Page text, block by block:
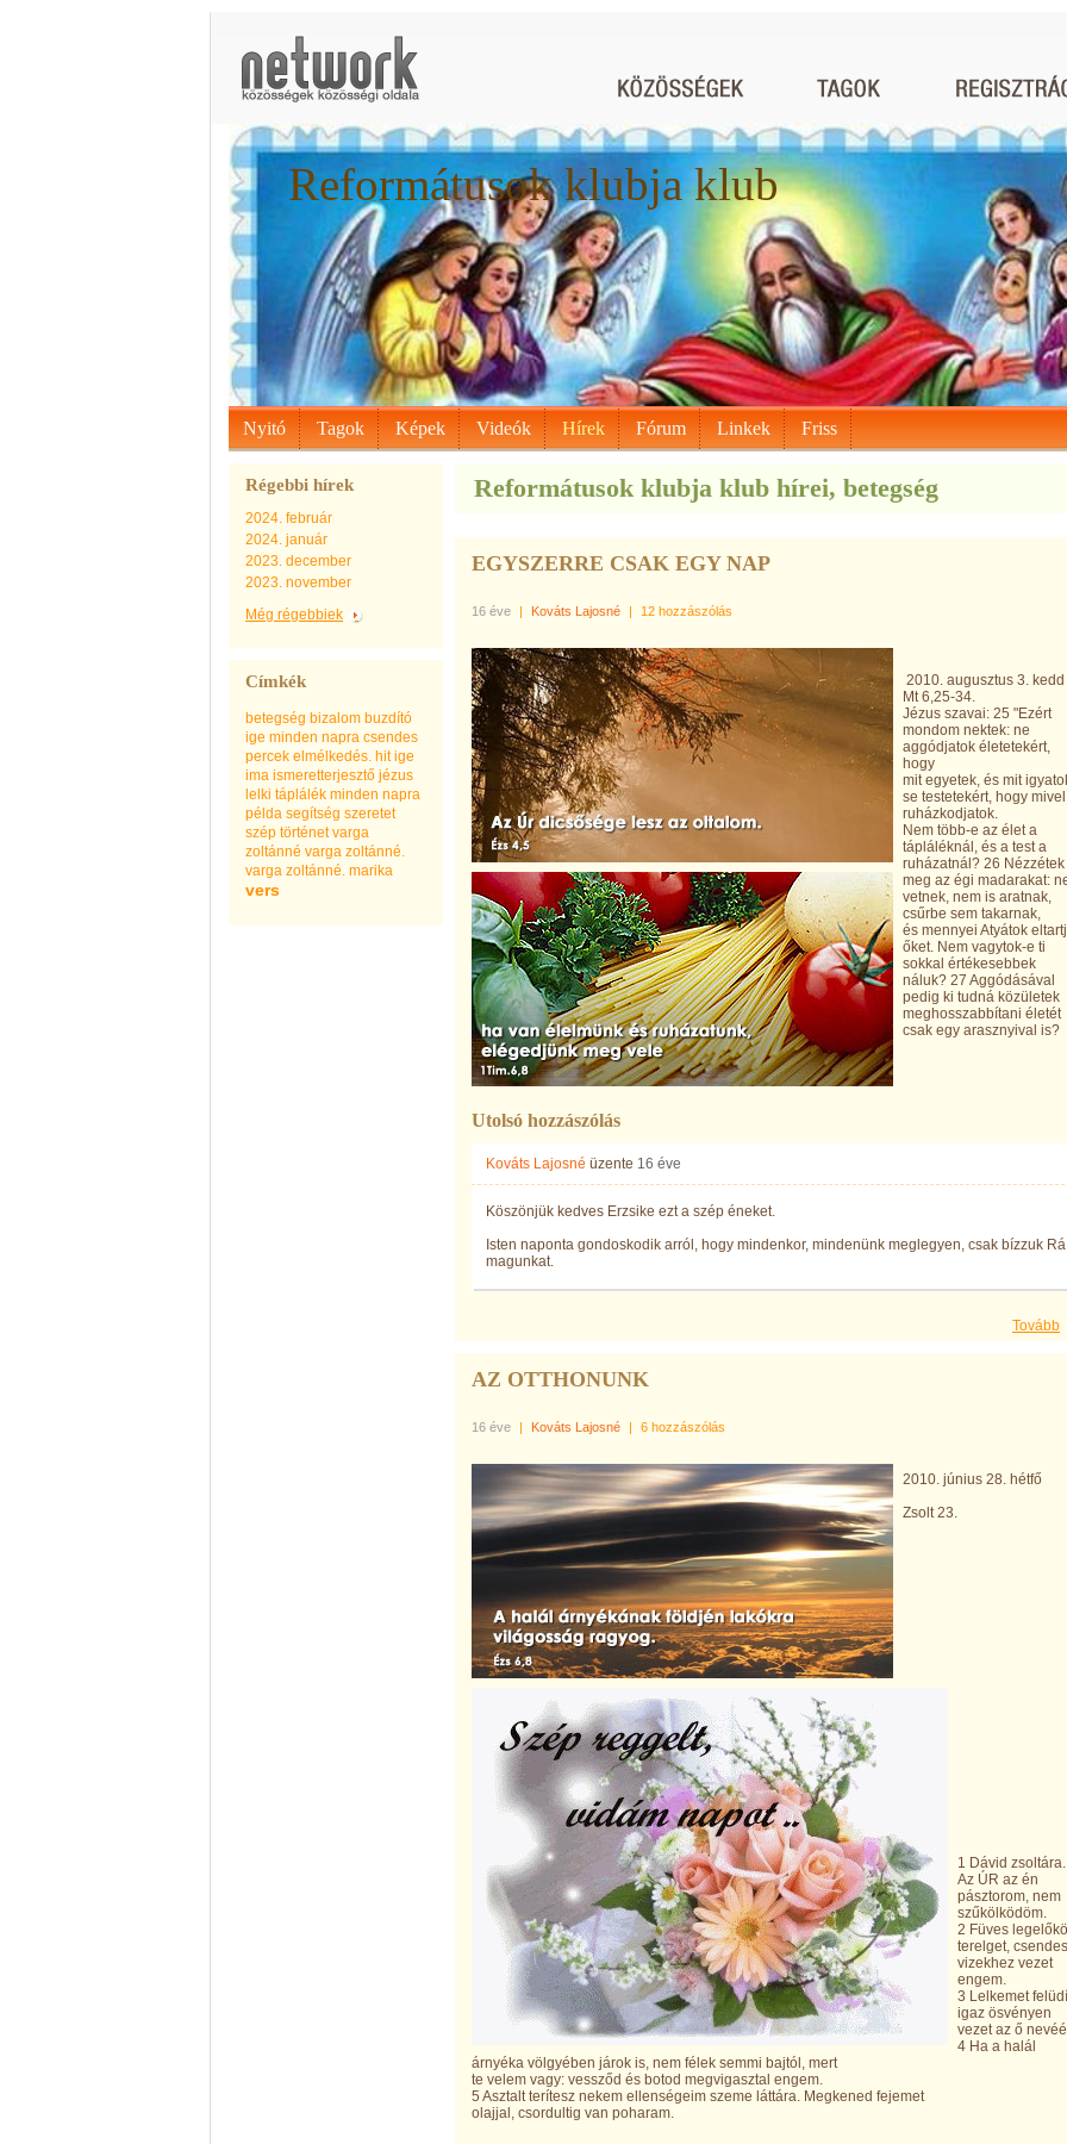
Reformátusok klubja klub
Nyitó Tagok Képek Videók Hírek Fórum Linkek Friss
Régebbi hírek
2024. február
2024. január
2023. december
2023. november
Még régebbiek
Címkék
betegség bizalom buzdító
ige minden napra csendes
percek elmélkedés. hit ige
ima ismeretterjesztő jézus
lelki táplálék minden napra
példa segítség szeretet
szép történet varga
zoltánné varga zoltánné.
varga zoltánné. marika
vers
Reformátusok klubja klub hírei, betegség
EGYSZERRE CSAK EGY NAP
16 éve | Kováts Lajosné | 12 hozzászólás
2010. augusztus 3. kedd
Mt 6,25-34.
Jézus szavai: 25 "Ezért
mondom nektek: ne
aggódjatok életetekért,
hogy
mit egyetek, és mit
se testetekért, hogy mivel
ruházkodjatok.
Nem több-e az élet a
tápláléknál, és a test a
ruházatnál? 26 Nézzétek
meg az égi madarakat:
vetnek, nem is aratnak,
csűrbe sem takarnak,
és mennyei Atyátok
őket. Nem vagytok-e ti
sokkal értékesebbek
náluk? 27 Aggódásával
pedig ki tudná közületek
meghosszabbítani életét
csak egy arasznyival is?
Utolsó hozzászólás
Kováts Lajosné üzente 16 éve
Köszönjük kedves Erzsike ezt a szép éneket.
Isten naponta gondoskodik arról, hogy mindenkor, mindenünk meglegyen, csak bízzuk Rá
magunkat.
Tovább
AZ OTTHONUNK
16 éve | Kováts Lajosné | 6 hozzászólás
2010. június 28. hétfő
Zsolt 23.
1 Dávid zsoltára.
Az ÚR az én
pásztorom, nem
szűkölködöm.
2 Füves
terelget, csendes
vizekhez vezet
engem.
3 Lelkemet
igaz ösvényen
vezet az ő
4 Ha a halál
árnyéka völgyében járok is, nem félek semmi bajtól, mert
te velem vagy: vessződ és botod megvigasztal engem.
5 Asztalt terítesz nekem ellenségeim szeme láttára. Megkened fejemet
olajjal, csordultig van poharam.